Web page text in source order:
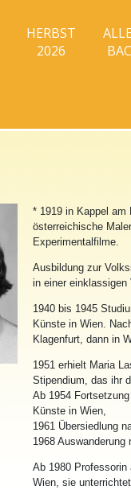
HERBST
2026
* 1919 in Kappel am
österreichische
Experimentalfilme.
Ausbildung zur
in einer einklassigen
1940 bis 1945
Künste in Wien.
Klagenfurt, dann in
1951 erhielt Maria
Stipendium, das ihr
Ab 1954
Künste in Wien,
1961 Übersiedlung
1968 Auswanderung
Ab 1980 Professorin
Wien, sie